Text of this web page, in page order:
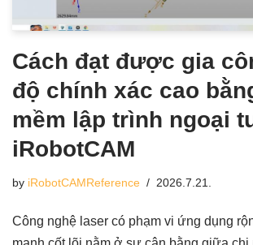
Cách đạt được gia
độ chính xác cao
mềm lập trình ngoại
iRobotCAM
by iRobotCAMReference 2026.7.21.
Công nghệ laser có phạm vi ứng dụng